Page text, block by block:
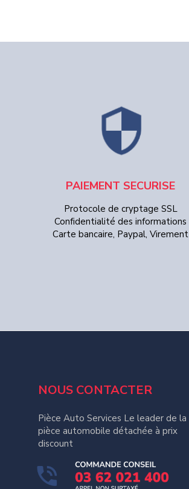
PAIEMENT SECURISE
Protocole de cryptage SSL
Confidentialité des informations
Carte bancaire, Paypal, Virement
NOUS CONTACTER
Pièce Auto Services Le leader de la
pièce automobile détachée à prix
discount